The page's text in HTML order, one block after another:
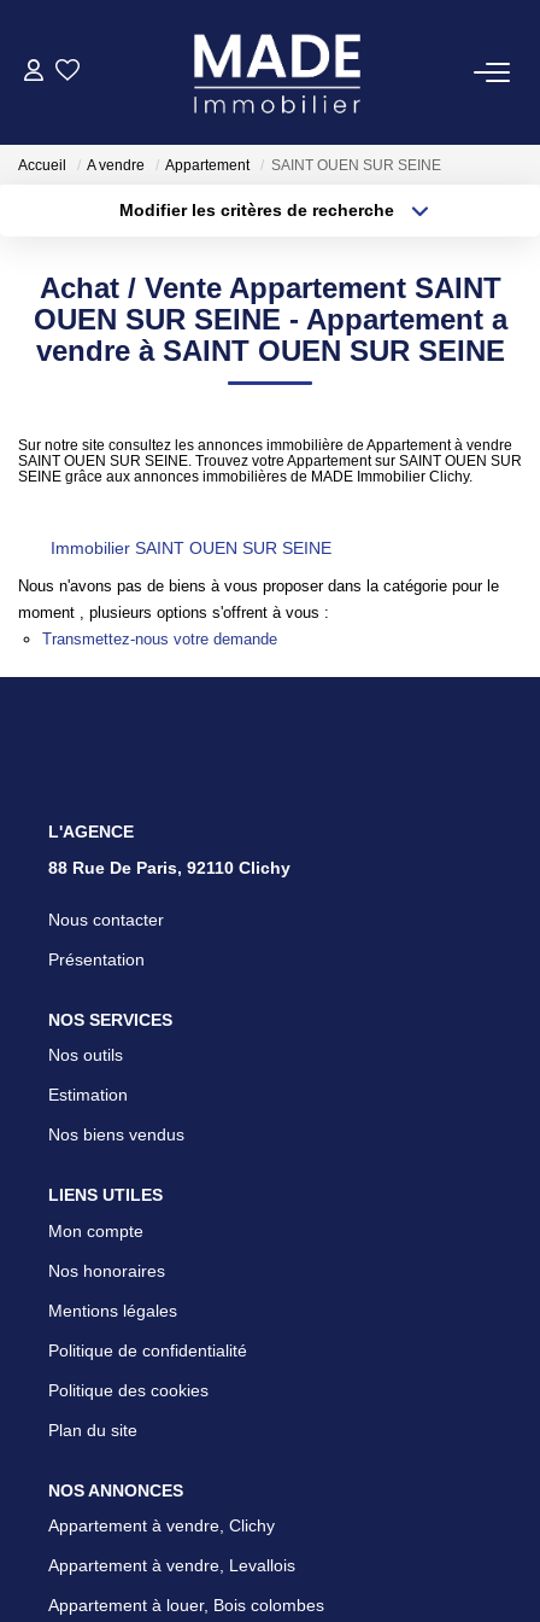
ACHETER
FAIRE GÉRER
Qui Sommes-Nous
Nous Rejoindre
Parrainer Un Proche
CONTACT
Accueil A vendre Appartement SAINT OUEN SUR SEINE
Modifier les critères de recherche
Appartement
Type de bien
Surface min
Achat / Vente Appartement SAINT
OUEN SUR SEINE - Appartement a
vendre à SAINT OUEN SUR SEINE
Sur notre site consultez les annonces immobilière de Appartement à vendre
SAINT OUEN SUR SEINE. Trouvez votre Appartement sur SAINT OUEN SUR
SEINE grâce aux annonces immobilières de MADE Immobilier Clichy.
Immobilier SAINT OUEN SUR SEINE
Nous n'avons pas de biens à vous proposer dans la catégorie pour le
moment , plusieurs options s'offrent à vous :
Transmettez-nous votre demande
L'AGENCE
88 Rue De Paris, 92110 Clichy
Nous contacter
Présentation
NOS SERVICES
Nos outils
Estimation
Nos biens vendus
LIENS UTILES
Mon compte
Nos honoraires
Mentions légales
Politique de confidentialité
Politique des cookies
Plan du site
NOS ANNONCES
Appartement à vendre, Clichy
Appartement à vendre, Levallois
Appartement à louer, Bois colombes